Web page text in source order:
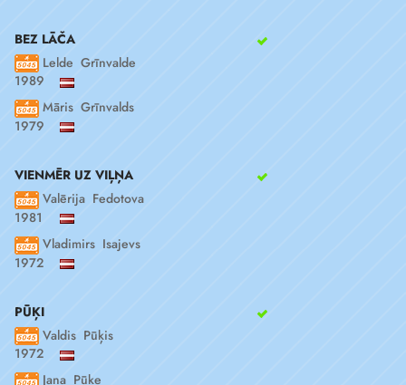
BEZ LĀČA
Lelde Grīnvalde
1989
Māris Grīnvalds
1979
VIENMĒR UZ VIĻŅA
Valērija Fedotova
1981
Vladimirs Isajevs
1972
PŪĶI
Valdis Pūķis
1972
Jana Pūķe